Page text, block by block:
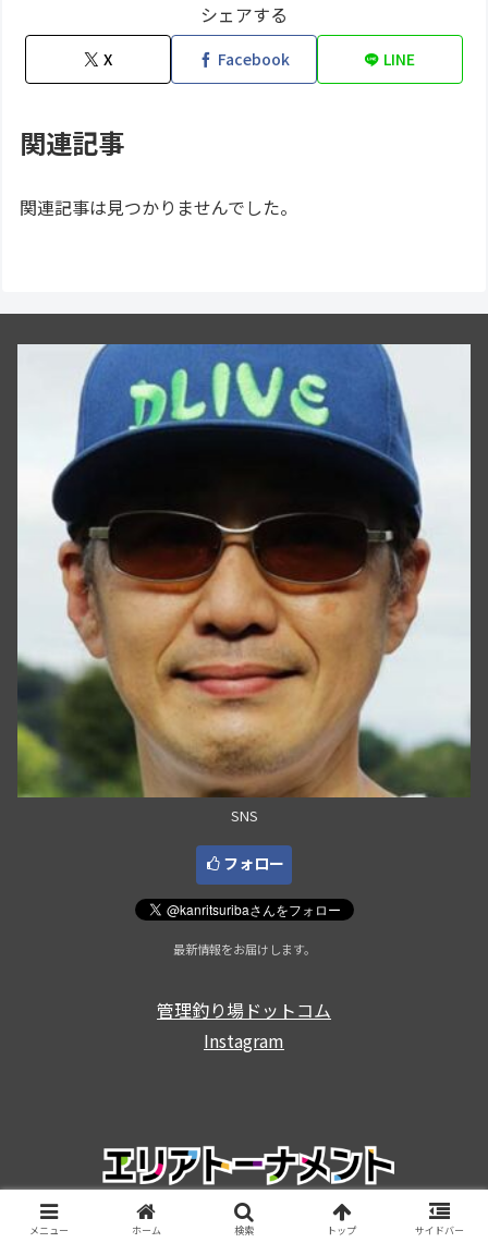
シェアする
X Facebook LINE
関連記事
関連記事は見つかりませんでした。
SNS
フォロー
最新情報をお届けします。
管理釣り場ドットコム
Instagram
Copyright © 2003-2026 エリアトーナメント All Rights Reserved.
メニュー ホーム 検索 トップ サイドバー